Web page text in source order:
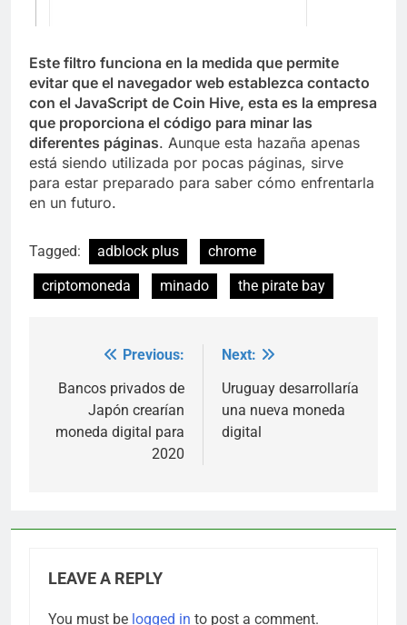
Este filtro funciona en la medida que permite
evitar que el navegador web establezca contacto
con el JavaScript de Coin Hive, esta es la empresa
que proporciona el código para minar las
diferentes páginas. Aunque esta hazaña apenas
está siendo utilizada por pocas páginas, sirve
para estar preparado para saber cómo enfrentarla
en un futuro.
Tagged: adblock plus
chrome
criptomoneda
minado the pirate bay
navigation
Previous:
Bancos privados de
Japón crearían
moneda digital para
2020
Next:
Uruguay desarrollaría
una nueva moneda
digital
LEAVE A REPLY
You must be logged in to post a comment.